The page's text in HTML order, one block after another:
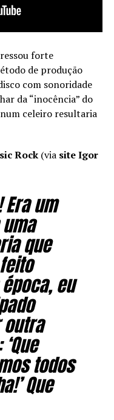
forte
de produção
com sonoridade
da “inocência” do
celeiro resultaria
Rock(via site Igor
um
que
eu
todos
Que